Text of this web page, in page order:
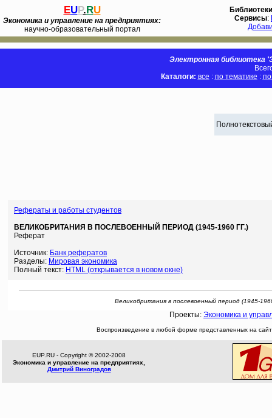
EUP.RU
Экономика и управление на предприятиях:
научно-образовательный портал
Библиотеки
Сервисы:
Электронная библиотека
Каталоги: все : по тематике :
Рефераты и работы студентов
ВЕЛИКОБРИТАНИЯ В ПОСЛЕВОЕННЫЙ ПЕРИОД (1945-1960 ГГ.)
Реферат
Источник: Банк рефератов
Разделы: Мировая экономика
Полный текст: HTML (открывается в новом окне)
Великобритания в послевоенный период (1945-
Проекты: Экономика и
Воспроизведение в любой форме представленных на
EUP.RU - Copyright © 2002-2008
Экономика и управление на предприятиях,
Дмитрий Виноградов